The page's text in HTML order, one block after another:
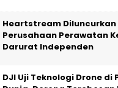
Heartstream
Perusahaan Perawatan
Darurat Independen
DJI Uji Teknologi Drone